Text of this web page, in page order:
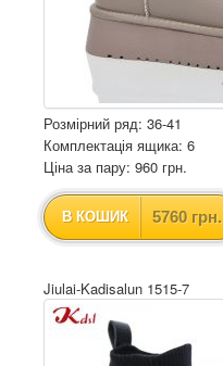
Розмірний ряд: 36-41
Комплектація ящика: 6
Ціна за пару: 960 грн.
В КОШИК 5760 грн.
Jiulai-Kadisalun 1515-7